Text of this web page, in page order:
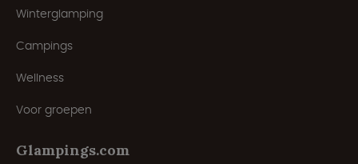
Winterglamping
Campings
Wellness
Voor groepen
Glampings.com